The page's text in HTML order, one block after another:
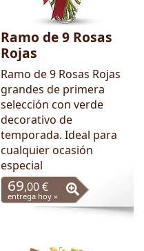
Ramo de 9 Rosas
Rojas
Ramo de 9 Rosas Rojas
grandes de primera
selección con verde
decorativo de
temporada. Ideal para
cualquier ocasión
especial
69,00 €
entrega hoy »